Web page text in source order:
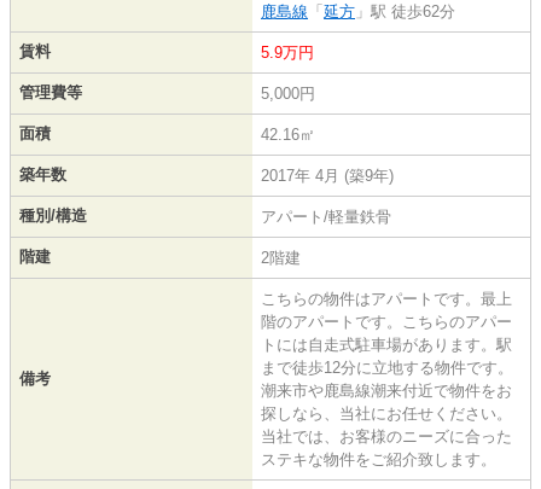
鹿島線 「延方 」駅 徒歩62分
賃料 5.9万円
管理費等 5,000円
面積 42.16㎡
築年数 2017年 4月 (築9年)
種別/構造 アパート/軽量鉄骨
階建 2階建
備考
こちらの物件はアパートです。最上
階のアパートです。こちらのアパー
トには自走式駐車場があります。駅
まで徒歩12分に立地する物件です。
潮来市や鹿島線潮来付近で物件をお
探しなら、当社にお任せください。
当社では、お客様のニーズに合った
ステキな物件をご紹介致します。